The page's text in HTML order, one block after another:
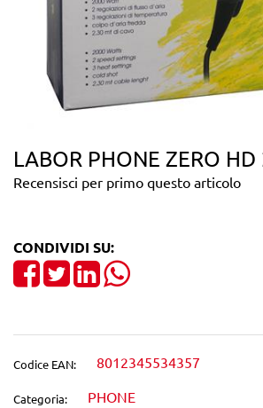
LABOR PHONE ZERO
Recensisci per primo questo articolo
CONDIVIDI SU:
Share on Facebook
TweetShare on LinkedIn
Codice EAN: 8012345534357
Categoria: PHONE